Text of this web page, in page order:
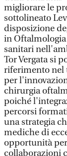
migliorare le
sottolineato
disposizione
in
sanitari
Tor Vergata si
riferimento nel
per
chirurgia
poiché
percorsi
una strategia
mediche di
opportunità
collaborazioni